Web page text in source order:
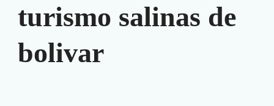
turismo salinas de
bolivar